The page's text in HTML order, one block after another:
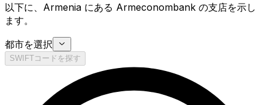
以下に、Armenia にある Armeconombank の支店を示し
ます。
都市を選択
SWIFTコードを探す